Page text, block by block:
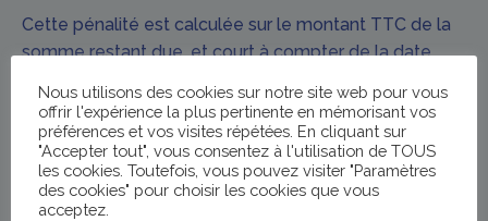
Cette pénalité est calculée sur le montant TTC de la
somme restant due, et court à compter de la date
préalable ne soit nécessaire.
En sus des indemnités de retard, toute somme, y
compris l’acompte, non payée à sa date d’exigibilité
produira de plein droit le paiement d’une indemnité
Nous utilisons des cookies sur notre site web pour vous
offrir l'expérience la plus pertinente en mémorisant vos
préférences et vos visites répétées. En cliquant sur
"Accepter tout", vous consentez à l'utilisation de TOUS
les cookies. Toutefois, vous pouvez visiter "Paramètres
des cookies" pour choisir les cookies que vous
acceptez.